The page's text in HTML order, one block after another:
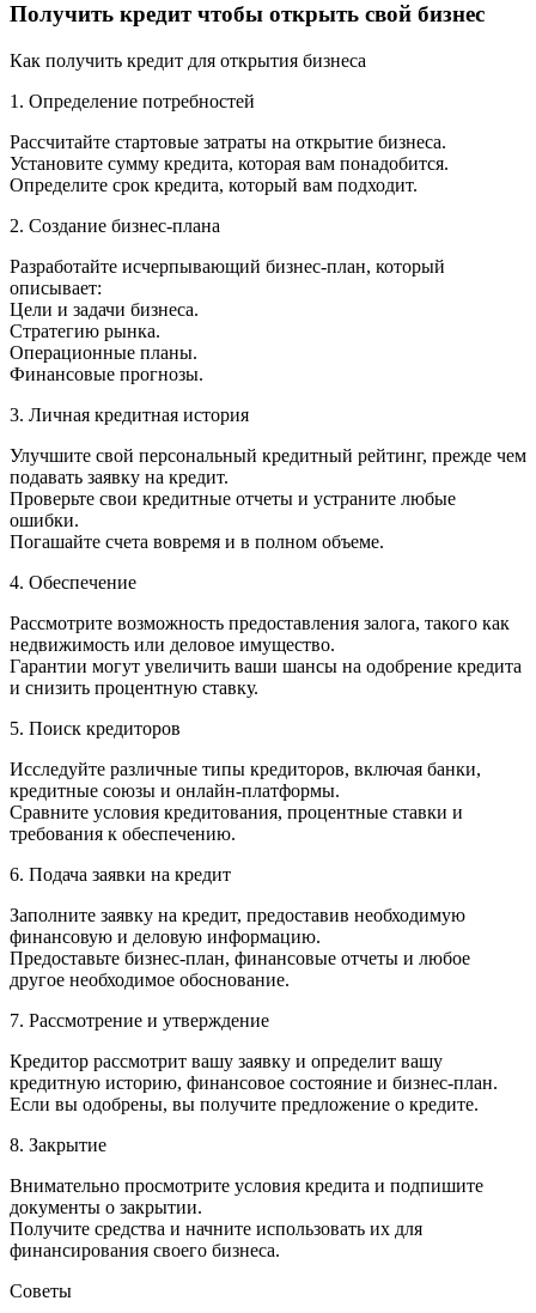
Получить кредит чтобы открыть свой бизнес
Как получить кредит для открытия бизнеса
1. Определение потребностей
Рассчитайте стартовые затраты на открытие бизнеса.
Установите сумму кредита, которая вам понадобится.
Определите срок кредита, который вам подходит.
2. Создание бизнес-плана
Разработайте исчерпывающий бизнес-план, который
описывает:
Цели и задачи бизнеса.
Стратегию рынка.
Операционные планы.
Финансовые прогнозы.
3. Личная кредитная история
Улучшите свой персональный кредитный рейтинг, прежде чем
подавать заявку на кредит.
Проверьте свои кредитные отчеты и устраните любые
ошибки.
Погашайте счета вовремя и в полном объеме.
4. Обеспечение
Рассмотрите возможность предоставления залога, такого как
недвижимость или деловое имущество.
Гарантии могут увеличить ваши шансы на одобрение кредита
и снизить процентную ставку.
5. Поиск кредиторов
Исследуйте различные типы кредиторов, включая банки,
кредитные союзы и онлайн-платформы.
Сравните условия кредитования, процентные ставки и
требования к обеспечению.
6. Подача заявки на кредит
Заполните заявку на кредит, предоставив необходимую
финансовую и деловую информацию.
Предоставьте бизнес-план, финансовые отчеты и любое
другое необходимое обоснование.
7. Рассмотрение и утверждение
Кредитор рассмотрит вашу заявку и определит вашу
кредитную историю, финансовое состояние и бизнес-план.
Если вы одобрены, вы получите предложение о кредите.
8. Закрытие
Внимательно просмотрите условия кредита и подпишите
документы о закрытии.
Получите средства и начните использовать их для
финансирования своего бизнеса.
Советы